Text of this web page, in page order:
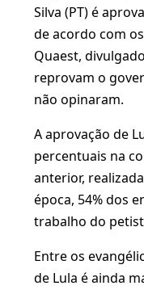
Silva (PT) é
de acordo com
Quaest,
reprovam o
não opinaram.
A aprovação de
percentuais na
anterior,
época, 54% dos
trabalho do
Entre os
de Lula é ainda